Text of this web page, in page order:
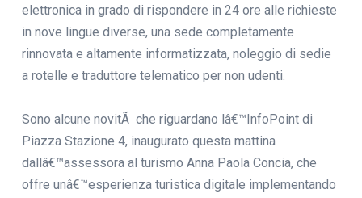
elettronica in grado di rispondere in 24 ore alle richieste
in nove lingue diverse, una sede completamente
rinnovata e altamente informatizzata, noleggio di sedie
a rotelle e traduttore telematico per non udenti.
Sono alcune novitÃ che riguardano lâ€™InfoPoint di
Piazza Stazione 4, inaugurato questa mattina
dallâ€™assessora al turismo Anna Paola Concia, che
offre unâ€™esperienza turistica digitale implementando